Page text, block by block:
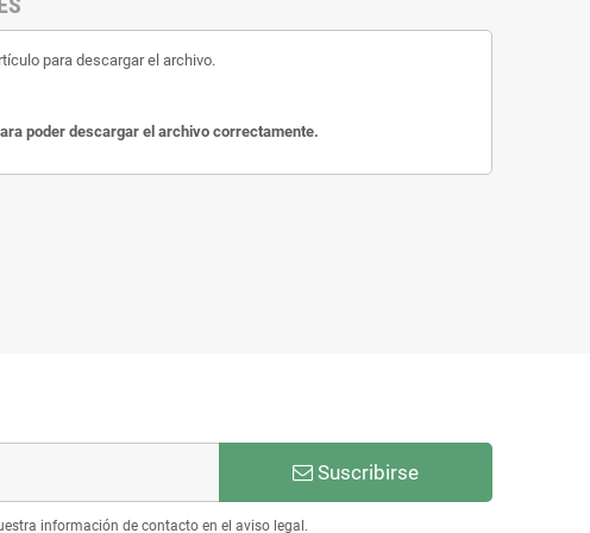
para descargar el archivo.
poder descargar el archivo correctamente.
Suscribirse
información de contacto en el aviso legal.